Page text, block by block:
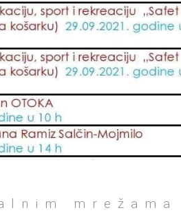
mrežama